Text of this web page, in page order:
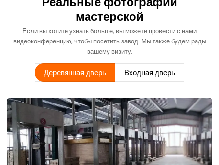
мастерской
Если вы хотите узнать больше, вы можете провести с нами
видеоконференцию, чтобы посетить завод. Мы также будем рады
вашему визиту.
Деревянная дверь Входная дверь